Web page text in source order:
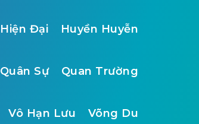
Hiện Đại Huyền Huyễn
Quân Sự Quan Trường
Vô Hạn Lưu Võng Du